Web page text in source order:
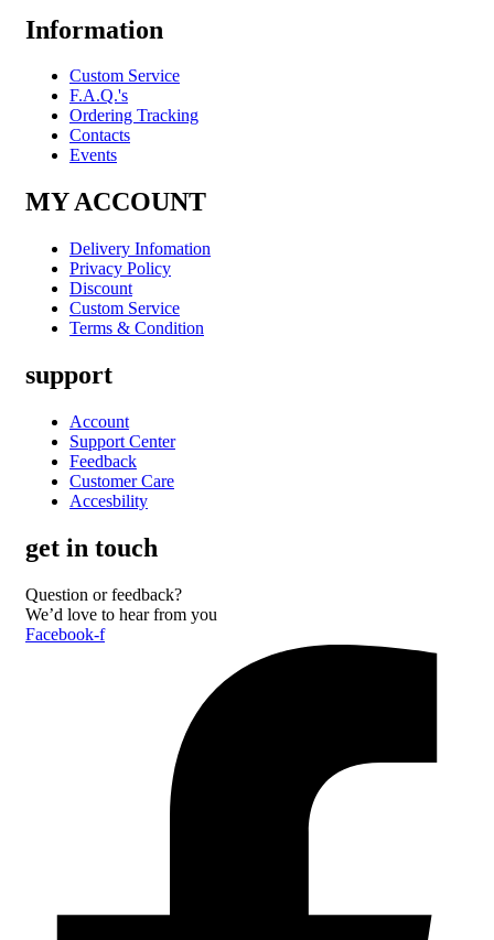
Information
Custom Service
F.A.Q.'s
Ordering Tracking
Contacts
Events
MY ACCOUNT
Delivery Infomation
Privacy Policy
Discount
Custom Service
Terms & Condition
support
Account
Support Center
Feedback
Customer Care
Accesbility
get in touch
Question or feedback?
We’d love to hear from you
Facebook-f